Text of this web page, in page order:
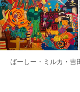
ばーしー・ミルカ・吉